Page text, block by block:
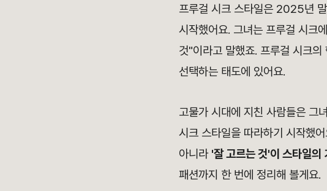
프루걸 시크 스타일은 2025년
시작했어요. 그녀는 프루걸 시크
것"이라고 말했죠. 프루걸 시크
선택하는 태도에 있어요.
고물가 시대에 지친 사람들은 그
시크 스타일을 따라하기 시작했
아니라 '잘 고르는 것'이 스타일의
패션까지 한 번에 정리해 볼게요.